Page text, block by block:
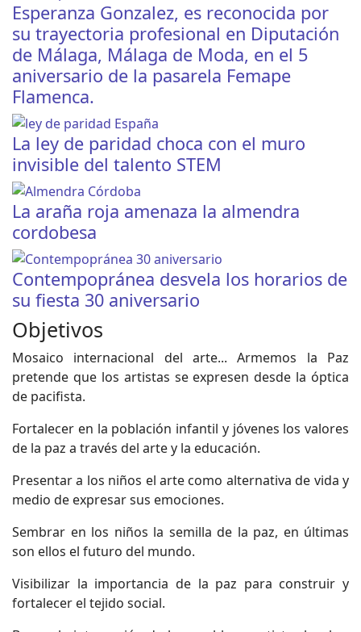
Esperanza Gonzalez, es reconocida por
su trayectoria profesional en Diputación
de Málaga, Málaga de Moda, en el 5
aniversario de la pasarela Femape
Flamenca.
La ley de paridad choca con el muro
invisible del talento STEM
La araña roja amenaza la almendra
cordobesa
Contempopránea desvela los horarios de
su fiesta 30 aniversario
Objetivos
Mosaico internacional del arte... Armemos la Paz
pretende que los artistas se expresen desde la óptica
de pacifista.
Fortalecer en la población infantil y jóvenes los valores
de la paz a través del arte y la educación.
Presentar a los niños el arte como alternativa de vida y
medio de expresar sus emociones.
Sembrar en los niños la semilla de la paz, en últimas
son ellos el futuro del mundo.
Visibilizar la importancia de la paz para construir y
fortalecer el tejido social.